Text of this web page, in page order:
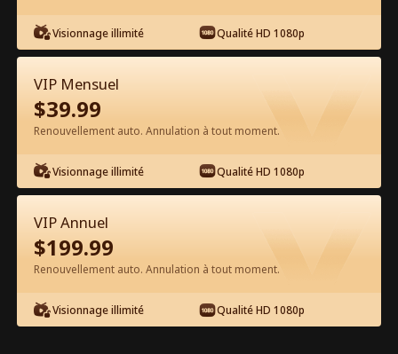
Épisode 46 - Avale-Moi en Entier Film
complet
0-49 50-57 Tous les épisodes
Visionnage illimité Qualité HD 1080p
VIP Mensuel
$39.99
Renouvellement auto. Annulation à tout moment.
Visionnage illimité Qualité HD 1080p
VIP Annuel
$199.99
Renouvellement auto. Annulation à tout moment.
Visionnage illimité Qualité HD 1080p